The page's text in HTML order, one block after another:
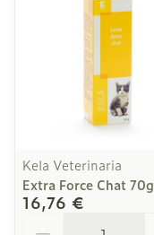
Kela Veterinaria
Extra Force Chat 70g
16,76 €